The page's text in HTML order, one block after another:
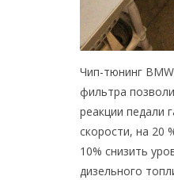
Чип-тюнинг
фильтра
реакции педали
скорости, на 20
10% снизить
дизельного